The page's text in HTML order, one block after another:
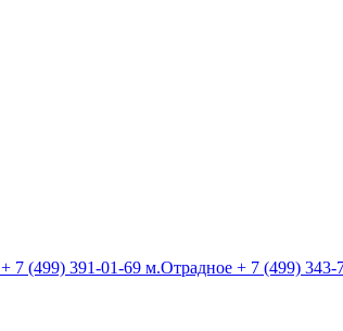
+ 7 (499) 391-01-69 м.Отрадное + 7 (499) 343-